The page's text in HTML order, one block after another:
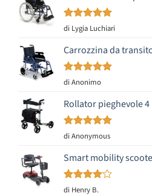
Valutato5
di Lygia Luchiari
Carrozzina da
Valutato5
di Anonimo
Rollator pieghevole
Valutato5
di Anonymous
Smart mobility
Valutato
di Henry B.